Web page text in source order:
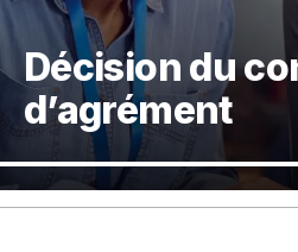
Décision du
d’agrément